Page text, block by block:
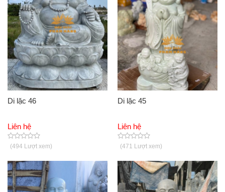
Di lặc 46
Liên hệ
(494 Lượt xem)
Di lặc 45
Liên hệ
(471 Lượt xem)